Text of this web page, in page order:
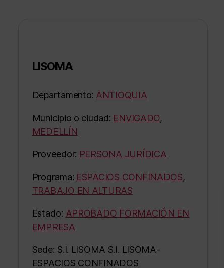
LISOMA
Departamento: ANTIOQUIA
Municipio o ciudad: ENVIGADO,
MEDELLÍN
Proveedor: PERSONA JURÍDICA
Programa: ESPACIOS CONFINADOS,
TRABAJO EN ALTURAS
Estado: APROBADO FORMACIÓN EN
EMPRESA
Sede: S.I. LISOMA S.I. LISOMA-
ESPACIOS CONFINADOS